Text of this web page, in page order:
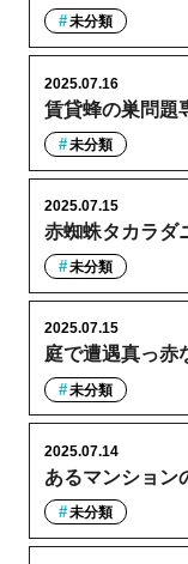
未分類
賃貸蜂の巣問題
2025.07.16
未分類
赤蜘蛛タカラダ
2025.07.15
未分類
庭で遭遇真っ赤
2025.07.15
未分類
あるマンション
2025.07.14
未分類